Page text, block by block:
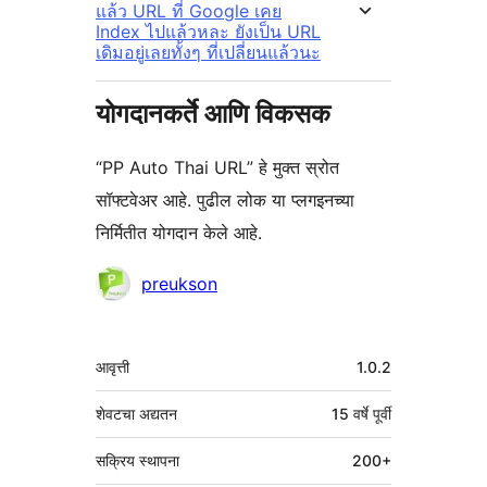
แล้ว URL ที่ Google เคย
Index ไปแล้วหละ ยังเป็น URL
เดิมอยู่เลยทั้งๆ ที่เปลี่ยนแล้วนะ
योगदानकर्ते आणि विकसक
“PP Auto Thai URL” हे मुक्त स्रोत
सॉफ्टवेअर आहे. पुढील लोक या प्लगइनच्या
निर्मितीत योगदान केले आहे.
योगदानकर्तेpreukson
मेटा
आवृत्ती 1.0.2
शेवटचा अद्यतन 15 वर्षे पूर्वी
सक्रिय स्थापना 200+